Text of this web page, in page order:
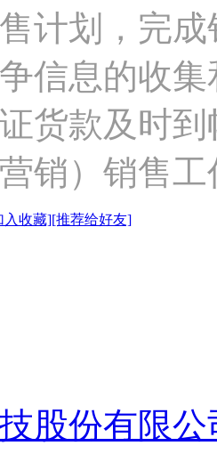
计划，完
信息的收
货款及时
销）销售工
入收藏][推荐给好友]
股份有限公